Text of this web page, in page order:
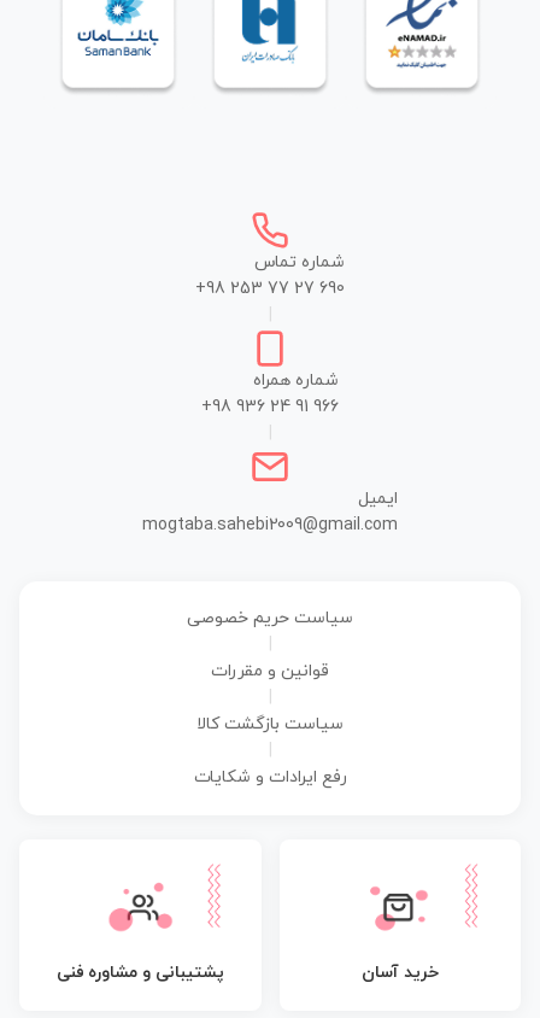
شماره تماس
+98 253 77 27 690
شماره همراه
+98 936 24 91 966
ایمیل
mogtaba.sahebi2009@gmail.com
سیاست حریم خصوصی
قوانین و مقررات
سیاست بازگشت کالا
رفع ایرادات و شکایات
خرید آسان پشتیبانی و مشاوره فنی